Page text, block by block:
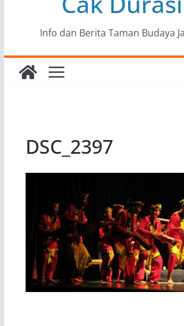
Info dan Berita Taman Budaya
DSC_2397